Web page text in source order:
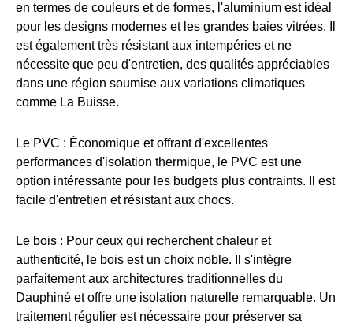
en termes de couleurs et de formes, l'aluminium est idéal
pour les designs modernes et les grandes baies vitrées. Il
est également très résistant aux intempéries et ne
nécessite que peu d'entretien, des qualités appréciables
dans une région soumise aux variations climatiques
comme La Buisse.
Le PVC : Économique et offrant d'excellentes
performances d'isolation thermique, le PVC est une
option intéressante pour les budgets plus contraints. Il est
facile d'entretien et résistant aux chocs.
Le bois : Pour ceux qui recherchent chaleur et
authenticité, le bois est un choix noble. Il s'intègre
parfaitement aux architectures traditionnelles du
Dauphiné et offre une isolation naturelle remarquable. Un
traitement régulier est nécessaire pour préserver sa